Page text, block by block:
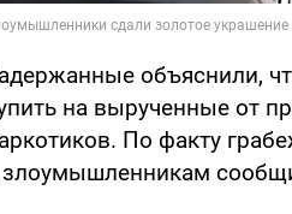
объяснили,
на вырученные от
По факту
злоумышленникам